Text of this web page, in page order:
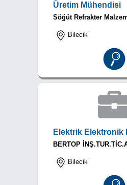
Üretim Mühendisi
Söğüt Refrakter
Bilecik
Elektrik Elektronik
BERTOP
Bilecik